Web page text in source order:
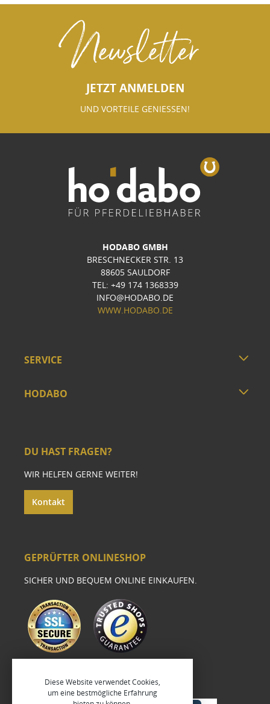
Newsletter
JETZT ANMELDEN
UND VORTEILE GENIESSEN!
HODABO GMBH
BRESCHNECKER STR. 13
88605 SAULDORF
TEL: +49 174 1368339
INFO@HODABO.DE
WWW.HODABO.DE
SERVICE
HODABO
DU HAST FRAGEN?
WIR HELFEN GERNE WEITER!
Kontakt
GEPRÜFTER ONLINESHOP
SICHER UND BEQUEM ONLINE EINKAUFEN.
Diese Website verwendet Cookies,
um eine bestmögliche Erfahrung